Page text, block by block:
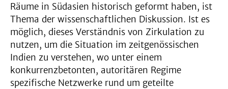
Räume in Südasien historisch geformt haben, ist
Thema der wissenschaftlichen Diskussion. Ist es
möglich, dieses Verständnis von Zirkulation zu
nutzen, um die Situation im zeitgenössischen
Indien zu verstehen, wo unter einem
konkurrenzbetonten, autoritären Regime
spezifische Netzwerke rund um geteilte